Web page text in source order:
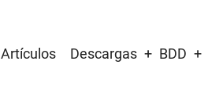
Artículos Descargas BDD